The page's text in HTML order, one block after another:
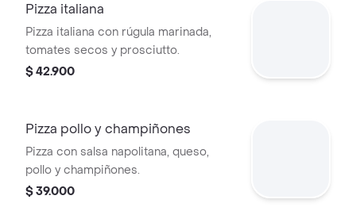
Pizza italiana
Pizza italiana con rúgula marinada,
tomates secos y prosciutto.
$ 42.900
Pizza pollo y champiñones
Pizza con salsa napolitana, queso,
pollo y champiñones.
$ 39.000